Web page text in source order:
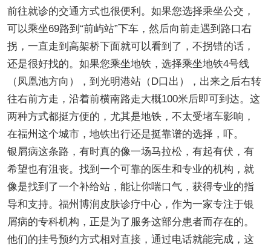
前往就诊的交通方式也很便利。如果您选择乘坐公交，
可以乘坐69路到“前屿站”下车，然后向前走遇到路口右
拐，一直走到高架桥下面就可以看到了，不拐错的话，
还是很好找的。如果您乘坐地铁，选择乘坐地铁4号线
（凤凰池方向），到光明港站（D口出），出来之后右转
往右前方走，沿着前横南路走大概100米后即可到达。这
两种方式都挺方便的，尤其是地铁，不太受堵车影响，
在福州这个城市，地铁出行还是挺靠谱的选择，吓。
银屑病这条路，有时真的像一场马拉松，有起有伏，有
希望也有沮丧。找到一个可靠的医生和专业的机构，就
像是找到了一个补给站，能让你喘口气，获得专业的指
导和支持。福州博润皮肤诊疗中心，作为一家专注于银
屑病的专科机构，正是为了服务这部分患者而存在的。
他们的挂号预约方式相对直接，通过电话就能完成，这